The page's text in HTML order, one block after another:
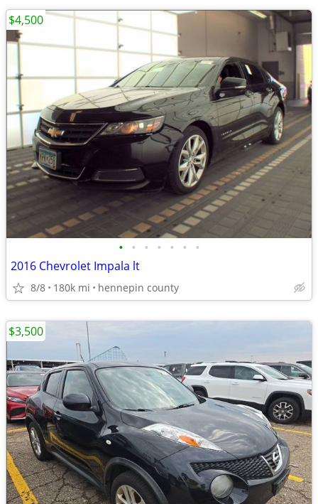
• • • • • • •
2016 Chevrolet Impala lt
8/8 180k mi hennepin county
$4,500
$3,500